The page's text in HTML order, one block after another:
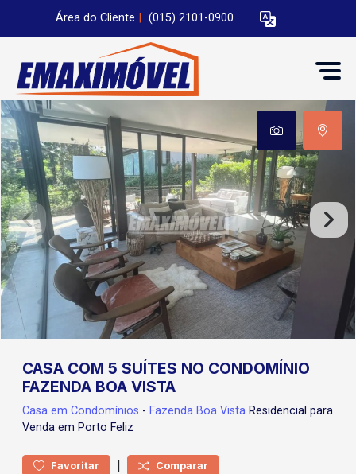
Área do Cliente (015) 2101-0900
CASA COM 5 SUÍTES NO CONDOMÍNIO
FAZENDA BOA VISTA
Casa em Condomínios - Fazenda Boa Vista Residencial para
Venda em Porto Feliz
Favoritar | Comparar